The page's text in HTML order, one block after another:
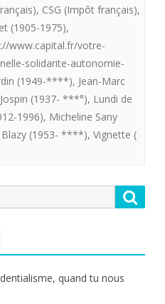
nos
jours
et
de
, CSG (Impôt français),
(1905-1975),
www.capital.fr/votre-
solidarite-autonomie-
(1949-****), Jean-Marc
(1937- ***°), Lundi de
1996), Micheline Sany
Blazy (1953- ****), Vignette (
quand tu nous